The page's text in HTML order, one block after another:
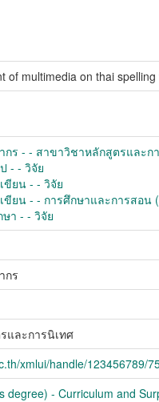
of multimedia on thai
กร - - สาขาวิชาหลักสูตรและก
- - วิจัย
ขียน - - วิจัย
ขียน - - การศึกษาและการสอน
า - - วิจัย
กร
และการนิเทศ
xmlui/handle/123456789/
degree) - Curriculum and